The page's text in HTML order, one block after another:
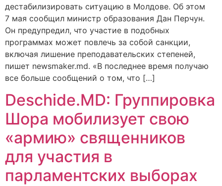
дестабилизировать ситуацию в Молдове. Об этом
7 мая сообщил министр образования Дан Перчун.
Он предупредил, что участие в подобных
программах может повлечь за собой санкции,
включая лишение преподавательских степеней,
пишет newsmaker.md. «В последнее время получаю
все больше сообщений о том, что […]
Deschide.MD: Группировка
Шора мобилизует свою
«армию» священников
для участия в
парламентских выборах